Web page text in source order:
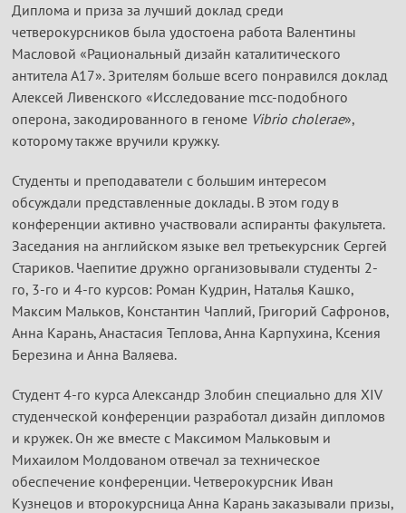
Диплома и приза за лучший доклад среди
четверокурсников была удостоена работа Валентины
Масловой «Рациональный дизайн каталитического
антитела А17». Зрителям больше всего понравился доклад
Алексей Ливенского «Исследование mcc-подобного
оперона, закодированного в геноме Vibrio cholerae»,
которому также вручили кружку.
Студенты и преподаватели с большим интересом
обсуждали представленные доклады. В этом году в
конференции активно участвовали аспиранты факультета.
Заседания на английском языке вел третьекурсник Сергей
Стариков. Чаепитие дружно организовывали студенты 2-
го, 3-го и 4-го курсов: Роман Кудрин, Наталья Кашко,
Максим Мальков, Константин Чаплий, Григорий Сафронов,
Анна Карань, Анастасия Теплова, Анна Карпухина, Ксения
Березина и Анна Валяева.
Студент 4-го курса Александр Злобин специально для ХIV
студенческой конференции разработал дизайн дипломов
и кружек. Он же вместе с Максимом Мальковым и
Михаилом Молдованом отвечал за техническое
обеспечение конференции. Четверокурсник Иван
Кузнецов и второкурсница Анна Карань заказывали призы,